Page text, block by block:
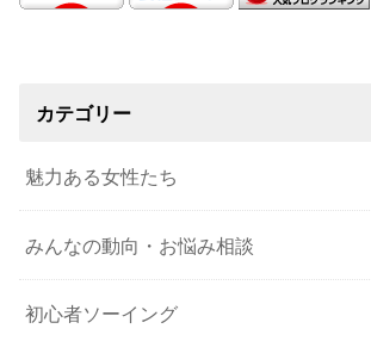
カテゴリー
魅力ある女性たち
みんなの動向・お悩み相談
初心者ソーイング